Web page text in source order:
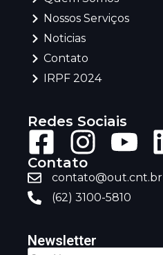
Nossos Serviços
Noticias
Contato
IRPF 2024
Redes Sociais
Contato
contato@out.cnt.br
(62) 3100-5810
Newsletter